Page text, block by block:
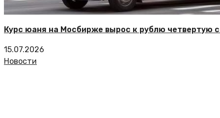
Курс юаня на Мосбирже вырос к рублю четвертую
15.07.2026
Новости